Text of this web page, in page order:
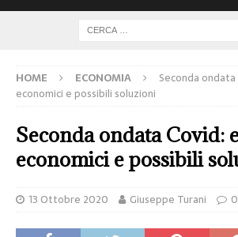
HOME ECONOMIA
Seconda
economici e possibili soluzioni
Seconda ondata Covid:
economici e possibili
13 Ottobre 2020 Giuseppe Turani 0